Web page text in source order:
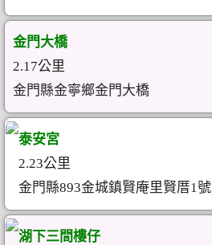
金門大橋
2.17公里
金門縣金寧鄉金門大橋
泰安宮
2.23公里
金門縣893金城鎮賢庵里賢厝1號
湖下三間樓仔